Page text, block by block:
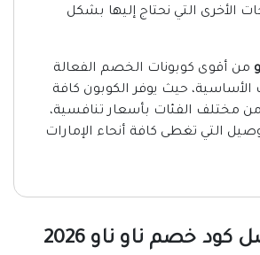
الأخرى التي نحتاج إليها بشكل
من أقوى كوبونات الخصم الفعالة
الأساسية، حيث يوفر الكوبون كافة
من مختلف الفئات بأسعار تنافسية،
التي تغطى كافة أنحاء الإمارات
خصم ناو ناو 2026